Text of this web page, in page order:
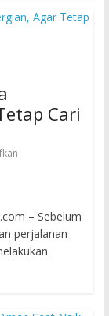
Cari
– Sebelum
perjalanan